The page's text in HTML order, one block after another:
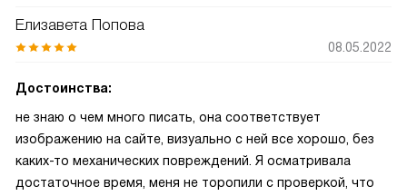
Елизавета Попова
08.05.2022
Достоинства:
не знаю о чем много писать, она соответствует
изображению на сайте, визуально с ней все хорошо, без
каких-то механических повреждений. Я осматривала
достаточное время, меня не торопили с проверкой, что